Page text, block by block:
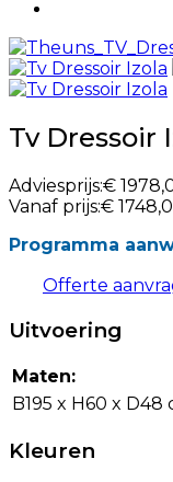
Tv Dressoir
Adviesprijs:€
Vanaf prijs:€
Programma
Offerte
Uitvoering
Maten:
B195 x H60 x D48
Kleuren